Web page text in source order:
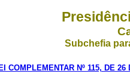
Subchefia
COMPLEMENTAR Nº 115, DE